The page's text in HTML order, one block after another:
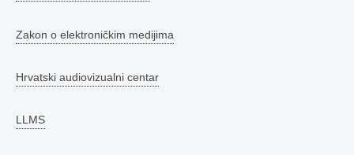
Zakon o elektroničkim medijima
Hrvatski audiovizualni centar
LLMS